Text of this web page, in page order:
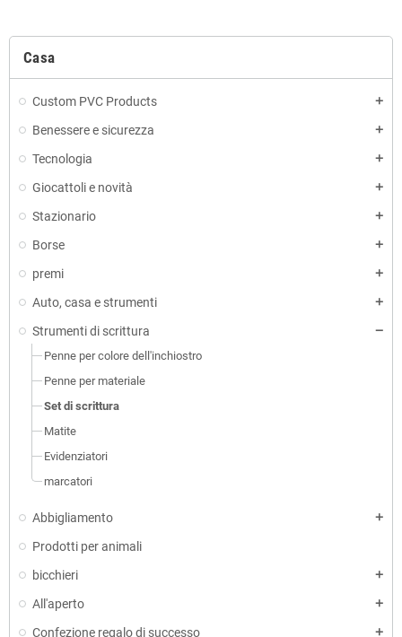
Casa
Custom PVC Products
Benessere e sicurezza
Tecnologia
Giocattoli e novità
Stazionario
Borse
premi
Auto, casa e strumenti
Strumenti di scrittura
Penne per colore dell'inchiostro
Penne per materiale
Set di scrittura
Matite
Evidenziatori
marcatori
Abbigliamento
Prodotti per animali
bicchieri
All'aperto
Confezione regalo di successo